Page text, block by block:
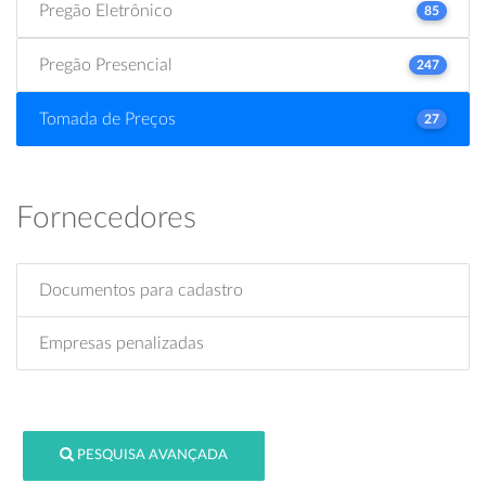
Pregão Eletrônico 85
Pregão Presencial 247
Tomada de Preços 27
Fornecedores
Documentos para cadastro
Empresas penalizadas
PESQUISA AVANÇADA